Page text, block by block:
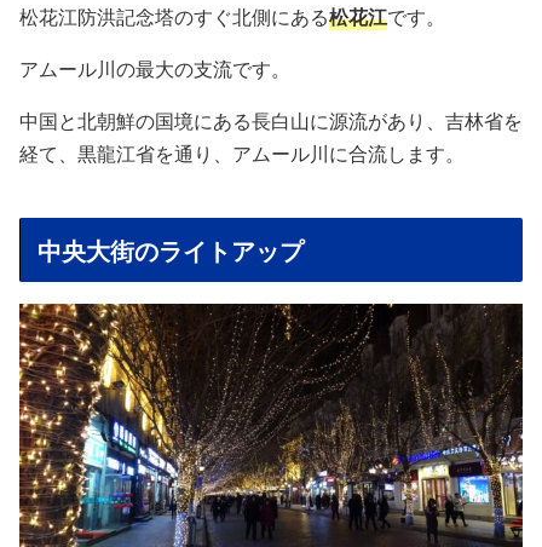
松花江防洪記念塔のすぐ北側にある松花江です。
アムール川の最大の支流です。
中国と北朝鮮の国境にある長白山に源流があり、吉林省を
経て、黒龍江省を通り、アムール川に合流します。
中央大街のライトアップ